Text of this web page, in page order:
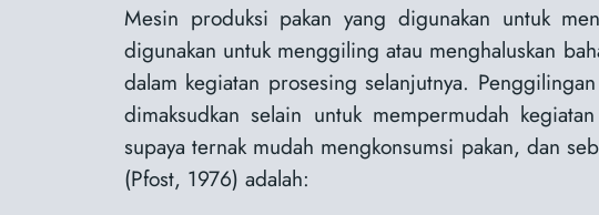
Mesin produksi pakan yang digunakan untuk
digunakan untuk menggiling atau menghaluskan
dalam kegiatan prosesing selanjutnya.
dimaksudkan selain untuk mempermudah
supaya ternak mudah mengkonsumsi pakan, dan
(Pfost, 1976) adalah: